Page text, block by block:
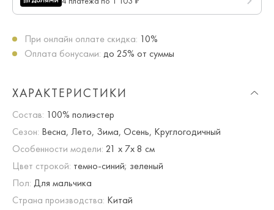
При онлайн оплате скидка: 10%
Оплата бонусами: до 25% от суммы
ХАРАКТЕРИСТИКИ
Состав: 100% полиэстер
Сезон: Весна, Лето, Зима, Осень, Круглогодичный
Особенности модели: 21 x 7x 8 см
Цвет строкой: темно-синий; зеленый
Пол: Для мальчика
Страна производства: Китай